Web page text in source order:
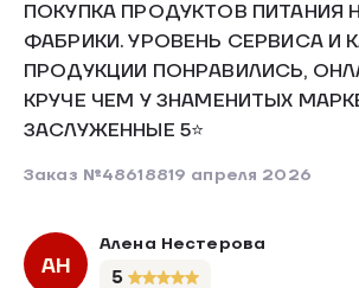
ПОКУПКА ПРОДУКТОВ ПИТАНИЯ
ФАБРИКИ. УРОВЕНЬ СЕРВИСА И
ПРОДУКЦИИ ПОНРАВИЛИСЬ,
КРУЧЕ ЧЕМ У ЗНАМЕНИТЫХ
ЗАСЛУЖЕННЫЕ 5⭐
Заказ №48618819 апреля 2026
АН
Алена Нестерова
5